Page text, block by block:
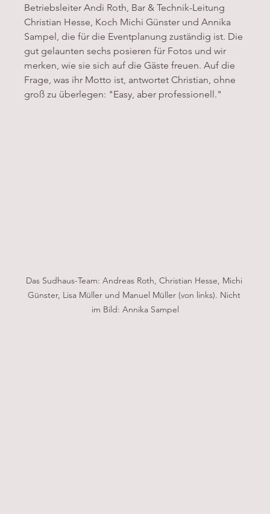
Betriebsleiter Andi Roth, Bar & Technik-Leitung
Christian Hesse, Koch Michi Günster und Annika
Sampel, die für die Eventplanung zuständig ist. Die
gut gelaunten sechs posieren für Fotos und wir
merken, wie sie sich auf die Gäste freuen. Auf die
Frage, was ihr Motto ist, antwortet Christian, ohne
groß zu überlegen: "Easy, aber professionell."
Das Sudhaus-Team: Andreas Roth, Christian Hesse, Michi
Günster, Lisa Müller und Manuel Müller (von links). Nicht
im Bild: Annika Sampel